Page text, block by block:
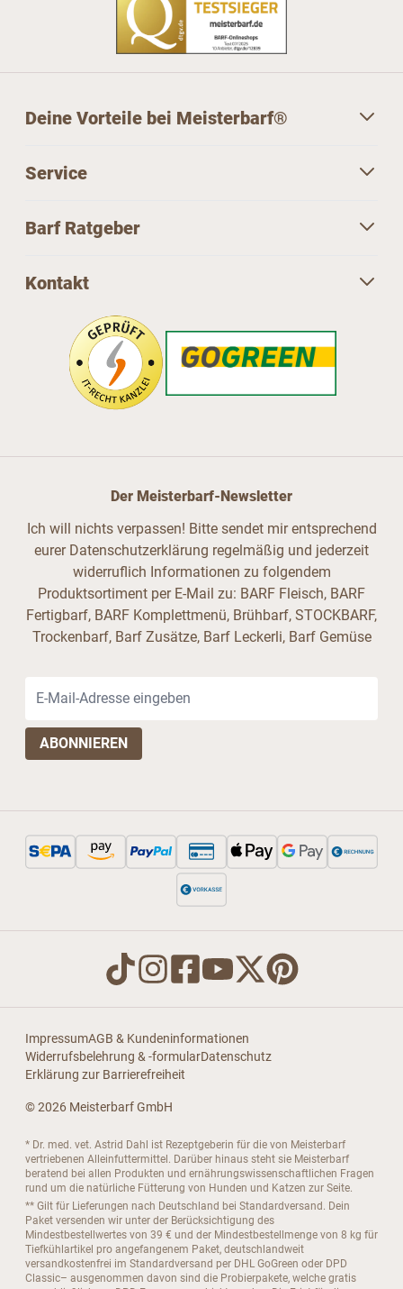
Deine Vorteile bei Meisterbarf®
Service
Barf Ratgeber
Kontakt
Der Meisterbarf-Newsletter
Ich will nichts verpassen! Bitte sendet mir entsprechend
eurer Datenschutzerklärung regelmäßig und jederzeit
widerruflich Informationen zu folgendem
Produktsortiment per E-Mail zu: BARF Fleisch, BARF
Fertigbarf, BARF Komplettmenü, Brühbarf, STOCKBARF,
Trockenbarf, Barf Zusätze, Barf Leckerli, Barf Gemüse
ImpressumAGB & Kundeninformationen
Widerrufsbelehrung & -formularDatenschutz
Erklärung zur Barrierefreiheit
© 2026 Meisterbarf GmbH
* Dr. med. vet. Astrid Dahl ist Rezeptgeberin für die von Meisterbarf
vertriebenen Alleinfuttermittel. Darüber hinaus steht sie Meisterbarf
beratend bei allen Produkten und ernährungswissenschaftlichen Fragen
rund um die natürliche Fütterung von Hunden und Katzen zur Seite.
** Gilt für Lieferungen nach Deutschland bei Standardversand. Dein
Paket versenden wir unter der Berücksichtigung des
Mindestbestellwertes von 39 € und der Mindestbestellmenge von 8 kg für
Tiefkühlartikel pro angefangenem Paket, deutschlandweit
versandkostenfrei im Standardversand per DHL GoGreen oder DPD
Classic– ausgenommen davon sind die Probierpakete, welche gratis